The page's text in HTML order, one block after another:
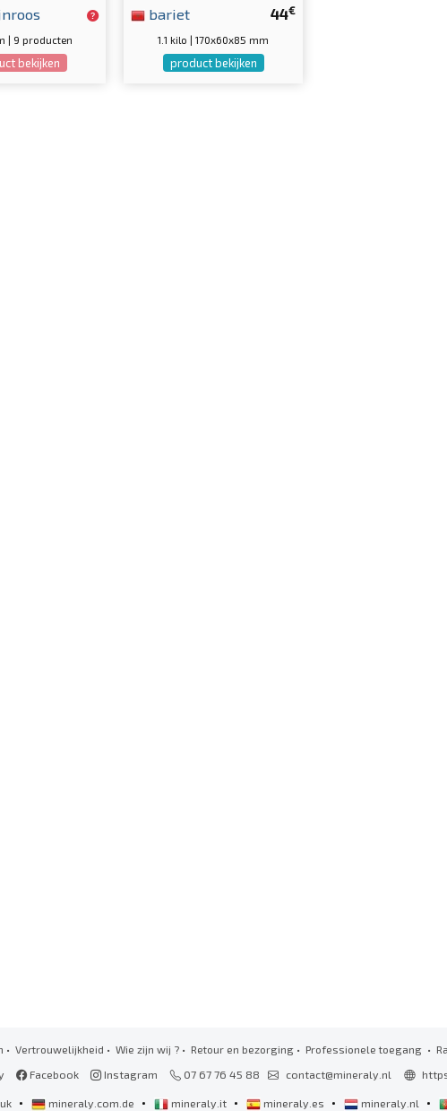
| 9 producten
bekijken
44€
bariet
1.1 kilo | 170x60x85 mm
product bekijken
• Vertrouwelijkheid • Wie zijn wij ? • Retour en bezorging • Professionele toegang •
Facebook Instagram 07 67 76 45 88 contact@mineraly.nl
• mineraly.com.de • mineraly.it • mineraly.es • mineraly.nl •